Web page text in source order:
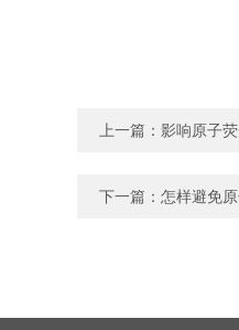
上一篇： 影响原子
下一篇： 怎样避免